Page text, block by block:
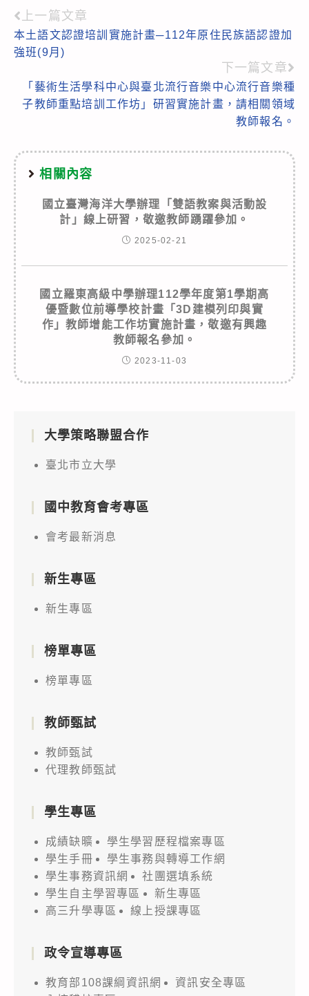
Read
more
上一篇文章
本土語文認證培訓實施計畫─112年原住民族語認證加
強班(9月)
下一篇文章
「藝術生活學科中心與臺北流行音樂中心流行音樂種
子教師重點培訓工作坊」研習實施計畫，請相關領域
教師報名。
相關內容
國立臺灣海洋大學辦理「雙語教案與活動設
計」線上研習，敬邀教師踴躍參加。
2025-02-21
國立羅東高級中學辦理112學年度第1學期高
優暨數位前導學校計畫「3D建模列印與實
作」教師增能工作坊實施計畫，敬邀有興趣
教師報名參加。
2023-11-03
大學策略聯盟合作
臺北市立大學
國中教育會考專區
會考最新消息
新生專區
新生專區
榜單專區
榜單專區
教師甄試
教師甄試
代理教師甄試
學生專區
成績缺曠
學生學習歷程檔案專區
學生手冊
學生事務與轉導工作網
學生事務資訊網
社團選填系統
學生自主學習專區
新生專區
高三升學專區
線上授課專區
政令宣導專區
教育部108課綱資訊網
資訊安全專區